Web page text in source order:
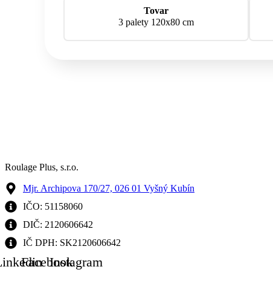
Tovar
3 palety 120x80 cm
Roulage Plus, s.r.o.
Mjr. Archipova 170/27, 026 01 Vyšný Kubín
IČO: 51158060
DIČ: 2120606642
IČ DPH: SK2120606642
FacebookInstagram